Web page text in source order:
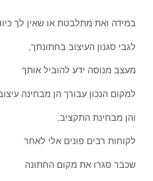
במידה ואת מתלבטת או שאין לך
לגבי סגנון העיצוב בחתונתך,
מעצב מנוסה ידע להוביל אותך
למקום הנכון עבורך הן מבחינה
והן מבחינת התקציב.
לקוחות רבים פונים אלי לאחר
שכבר סגרו את מקום החתונה